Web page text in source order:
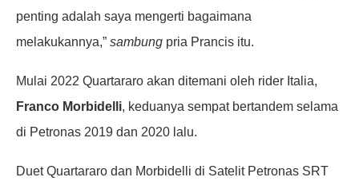
penting adalah saya mengerti bagaimana
melakukannya,” sambung pria Prancis itu.
Mulai 2022 Quartararo akan ditemani oleh rider Italia,
Franco Morbidelli, keduanya sempat bertandem selama
di Petronas 2019 dan 2020 lalu.
Duet Quartararo dan Morbidelli di Satelit Petronas SRT